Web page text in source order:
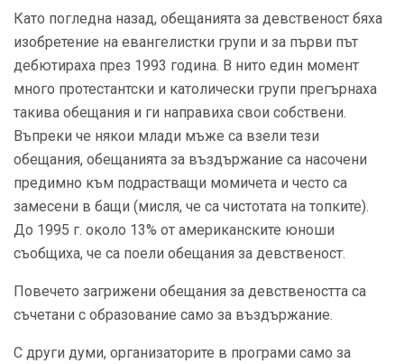
Като погледна назад, обещанията за девственост бяха
изобретение на евангелистки групи и за първи път
дебютираха през 1993 година. В нито един момент
много протестантски и католически групи прегърнаха
такива обещания и ги направиха свои собствени.
Въпреки че някои млади мъже са взели тези
обещания, обещанията за въздържание са насочени
предимно към подрастващи момичета и често са
замесени в бащи (мисля, че са чистотата на топките).
До 1995 г. около 13% от американските юноши
съобщиха, че са поели обещания за девственост.
Повечето загрижени обещания за девствеността са
съчетани с образование само за въздържание.
С други думи, организаторите в програми само за